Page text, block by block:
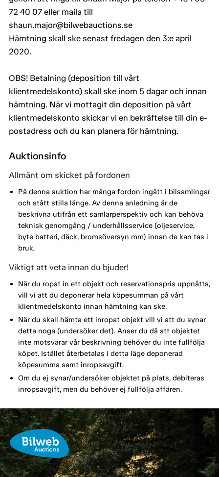
72 40 07 eller maila till
shaun.major@bilwebauctions.se
Hämtning skall ske senast fredagen den 3:e april
2020.
OBS! Betalning (deposition till vårt
klientmedelskonto) skall ske inom 5 dagar och innan
hämtning. När vi mottagit din deposition på vårt
klientmedelskonto skickar vi en bekräftelse till din e-
postadress och du kan planera för hämtning.
Auktionsinfo
Allmänt om skicket på fordonen
På denna auktion har många fordon ingått i bilsamlingar
och stått stilla länge. Av denna anledning är de
beskrivna utifrån ett samlarperspektiv och kan behöva
teknisk genomgång / underhållsservice (oljeservice,
byte batteri, däck, bromsöversyn mm) innan de kan tas i
bruk.
Viktigt att veta innan du bjuder!
När du ropat in ett objekt och reservationspris uppnåtts,
vill vi att du deponerar hela köpesumman på vårt
klientmedelskonto innan hämtning kan ske.
När du skall hämta ett inropat objekt vill vi att du synar
detta noga (undersöker det). Anser du då att objektet
inte motsvarar vår beskrivning behöver du inte fullfölja
köpet. Istället återbetalas i detta läge deponerad
köpesumma samt inropsavgift.
Om du ej synar/undersöker objektet på plats, debiteras
inropsavgift, men du behöver ej fullfölja affären.